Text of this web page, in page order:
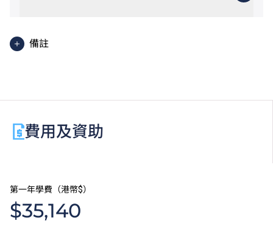
備註
費用及資助
第一年學費（港幣$）
$35,140